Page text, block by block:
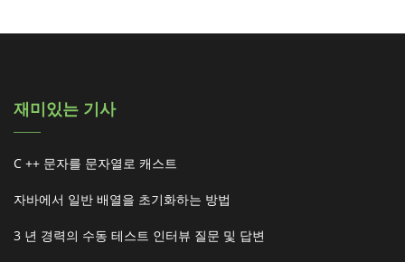
재미있는 기사
C ++ 문자를 문자열로 캐스트
자바에서 일반 배열을 초기화하는 방법
3 년 경력의 수동 테스트 인터뷰 질문 및 답변